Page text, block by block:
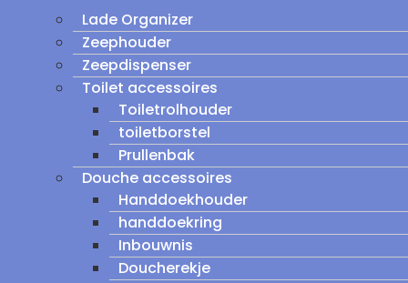
Lade Organizer
Zeephouder
Zeepdispenser
Toilet accessoires
Toiletrolhouder
toiletborstel
Prullenbak
Douche accessoires
Handdoekhouder
handdoekring
Inbouwnis
Doucherekje